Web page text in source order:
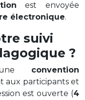
est envoyée
électronique.
suivi
?
convention
aux participants et
est ouverte (4